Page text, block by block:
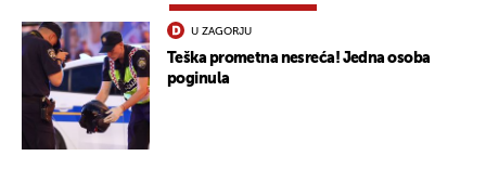
U ZAGORJU
Teška prometna nesreća! Jedna osoba
poginula